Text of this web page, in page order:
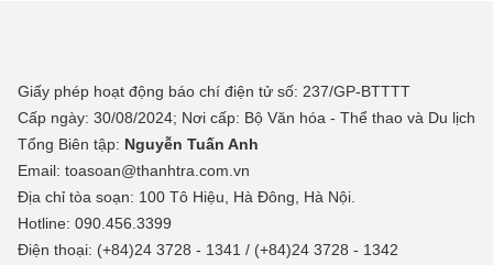
Giấy phép hoạt động báo chí điện tử số: 237/GP-BTTTT
Cấp ngày: 30/08/2024; Nơi cấp: Bộ Văn hóa - Thể thao và Du lịch
Tổng Biên tập: Nguyễn Tuấn Anh
Email: toasoan@thanhtra.com.vn
Địa chỉ tòa soạn: 100 Tô Hiệu, Hà Đông, Hà Nội.
Hotline: 090.456.3399
Điện thoại: (+84)24 3728 - 1341 / (+84)24 3728 - 1342